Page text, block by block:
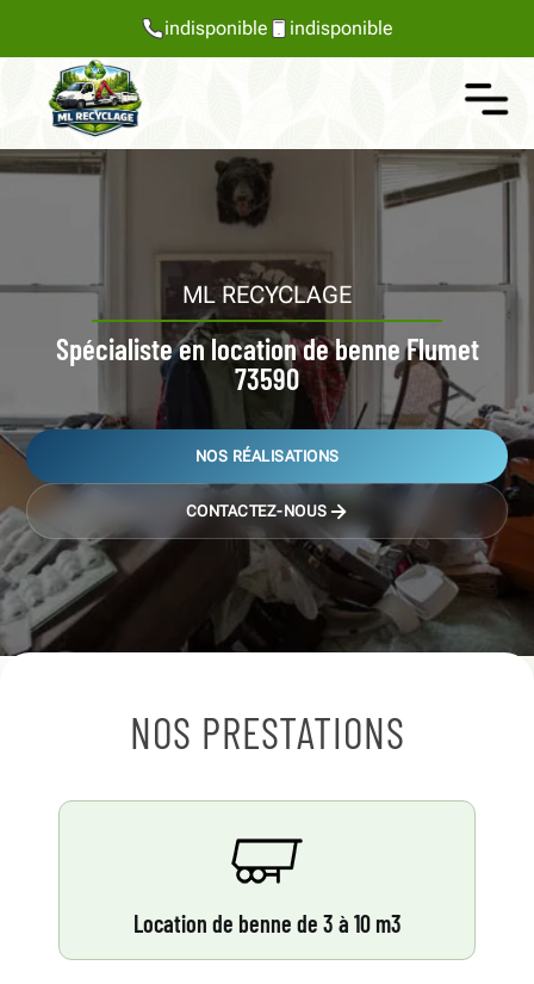
indisponible indisponible
ML RECYCLAGE
Spécialiste en location de benne Flumet
73590
NOS RÉALISATIONS
CONTACTEZ-NOUS
NOS PRESTATIONS
Location de benne de 3 à 10 m3